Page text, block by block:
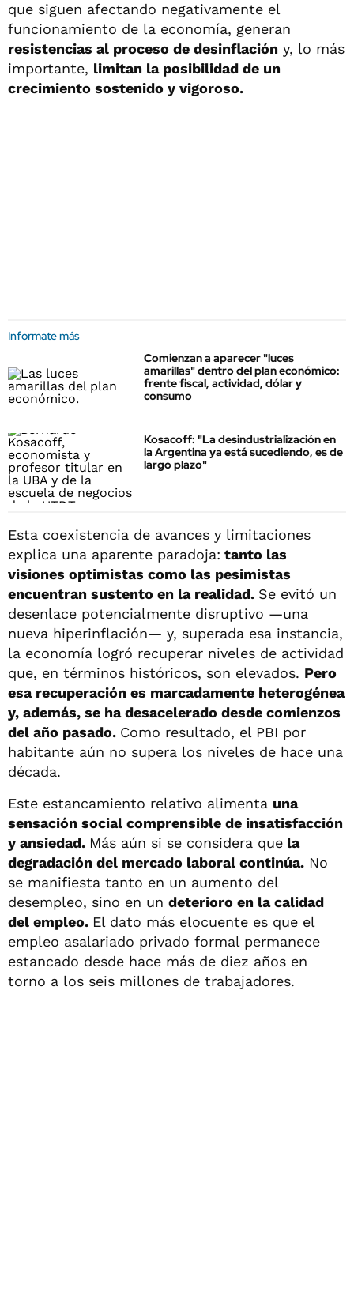
que siguen afectando negativamente el
funcionamiento de la economía, generan
resistencias al proceso de desinflación y, lo más
importante, limitan la posibilidad de un
crecimiento sostenido y vigoroso.
Informate más
Comienzan a aparecer "luces
amarillas" dentro del plan económico:
frente fiscal, actividad, dólar y
consumo
Kosacoff: "La desindustrialización en
la Argentina ya está sucediendo, es de
largo plazo"
Esta coexistencia de avances y limitaciones
explica una aparente paradoja: tanto las
visiones optimistas como las pesimistas
encuentran sustento en la realidad. Se evitó un
desenlace potencialmente disruptivo —una
nueva hiperinflación— y, superada esa instancia,
la economía logró recuperar niveles de actividad
que, en términos históricos, son elevados. Pero
esa recuperación es marcadamente heterogénea
y, además, se ha desacelerado desde comienzos
del año pasado. Como resultado, el PBI por
habitante aún no supera los niveles de hace una
década.
Este estancamiento relativo alimenta una
sensación social comprensible de insatisfacción
y ansiedad. Más aún si se considera que la
degradación del mercado laboral continúa. No
se manifiesta tanto en un aumento del
desempleo, sino en un deterioro en la calidad
del empleo. El dato más elocuente es que el
empleo asalariado privado formal permanece
estancado desde hace más de diez años en
torno a los seis millones de trabajadores.